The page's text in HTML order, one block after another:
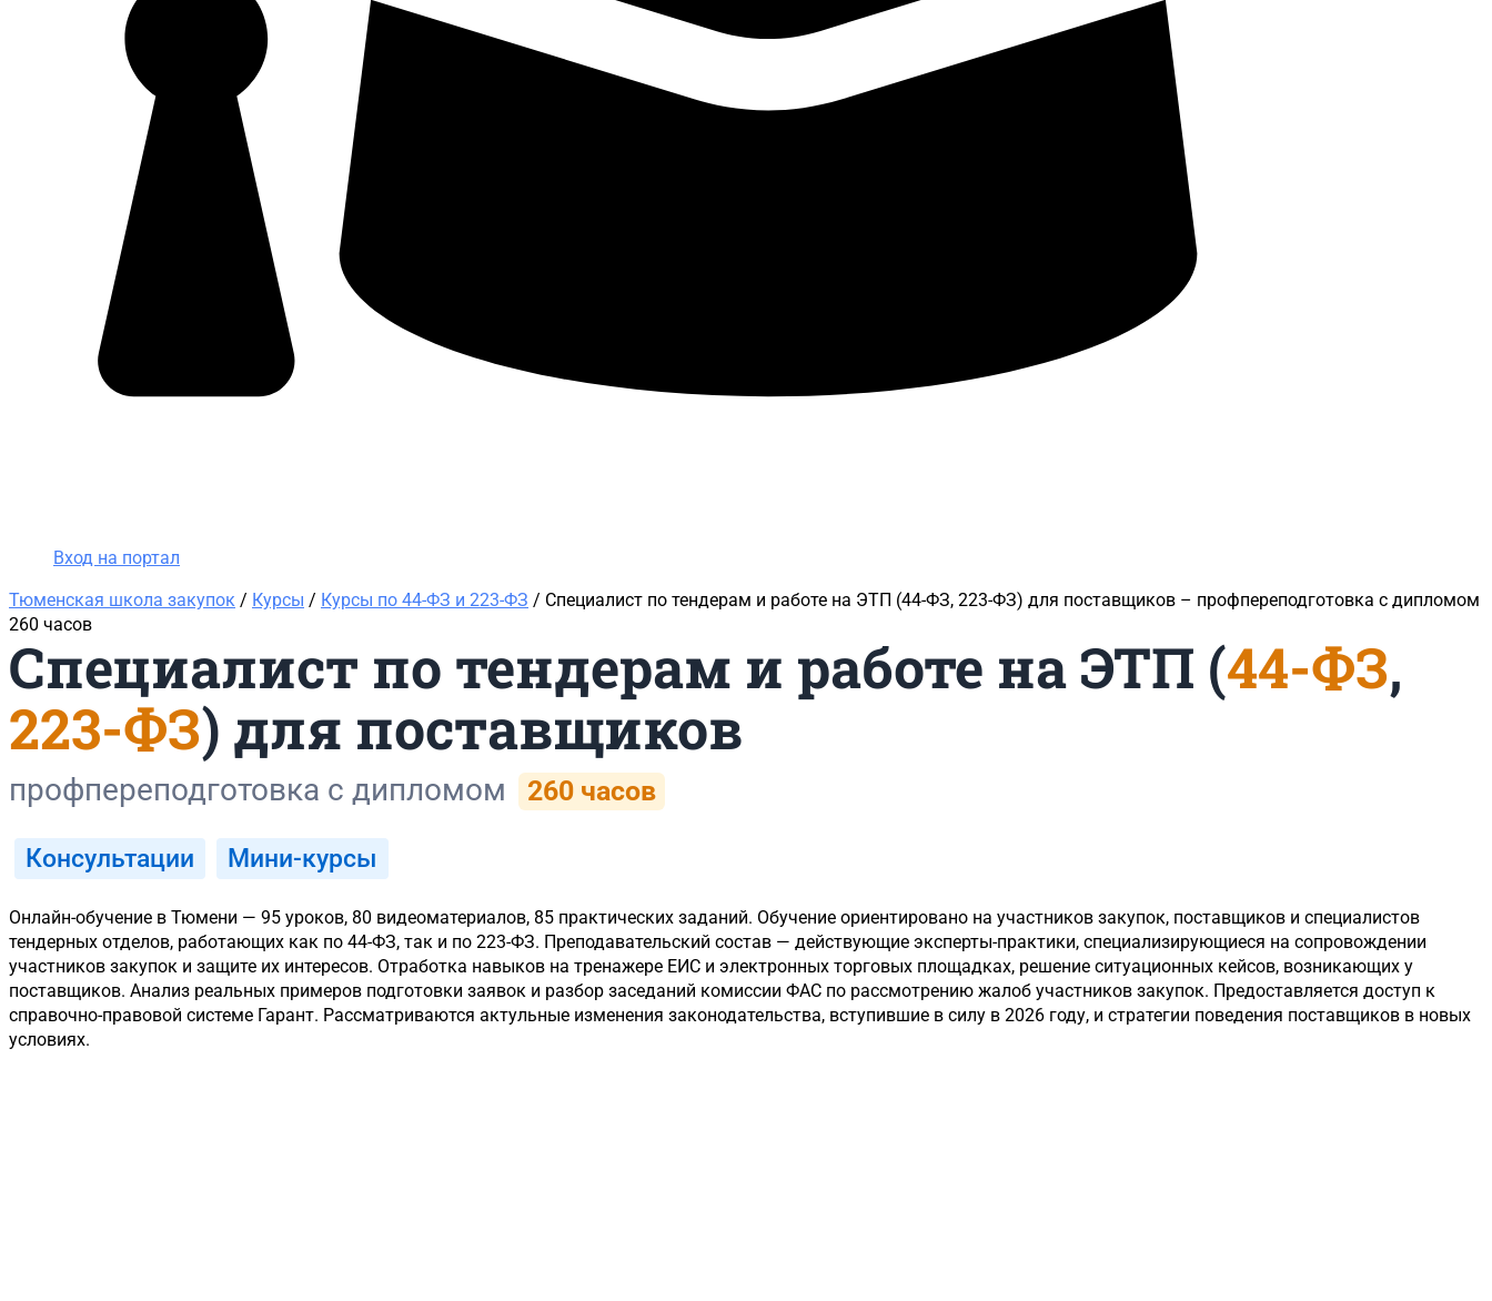
Вход на портал
Вход на портал
Тюменская школа закупок / Курсы / Курсы по 44-ФЗ и 223-ФЗ / Специалист по тендерам и работе на ЭТП (44-ФЗ, 223-ФЗ) для поставщиков​ – профпереподготовка с дипломом
260 часов
Специалист по тендерам и работе на ЭТП (44-ФЗ,
223-ФЗ) для поставщиков
профпереподготовка с дипломом 260 часов
Консультации Мини-курсы
Онлайн-обучение в Тюмени — 95 уроков, 80 видеоматериалов, 85 практических заданий. Обучение ориентировано на участников закупок, поставщиков и специалистов
тендерных отделов, работающих как по 44-ФЗ, так и по 223-ФЗ. Преподавательский состав — действующие эксперты-практики, специализирующиеся на сопровождении
участников закупок и защите их интересов. Отработка навыков на тренажере ЕИС и электронных торговых площадках, решение ситуационных кейсов, возникающих у
поставщиков. Анализ реальных примеров подготовки заявок и разбор заседаний комиссии ФАС по рассмотрению жалоб участников закупок. Предоставляется доступ к
справочно-правовой системе Гарант. Рассматриваются актульные изменения законодательства, вступившие в силу в 2026 году, и стратегии поведения поставщиков в новых
условиях.